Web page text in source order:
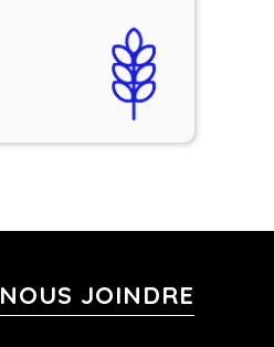
NOUS JOINDRE